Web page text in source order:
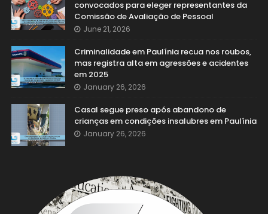
convocados para eleger representantes da
Comissão de Avaliação de Pessoal
June 21, 2026
Criminalidade em Paulínia recua nos roubos,
mas registra alta em agressões e acidentes
em 2025
January 26, 2026
Casal segue preso após abandono de
crianças em condições insalubres em Paulínia
January 26, 2026